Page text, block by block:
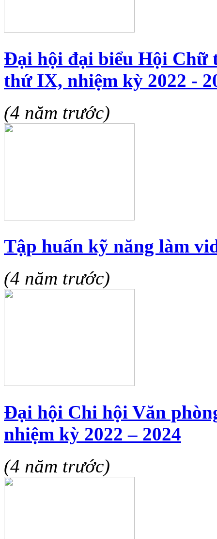
Đại hội đại biểu Hội Chữ
thứ IX, nhiệm kỳ 2022 -
(4 năm trước)
Tập huấn kỹ năng làm
(4 năm trước)
Đại hội Chi hội Văn
nhiệm kỳ 2022 – 2024
(4 năm trước)